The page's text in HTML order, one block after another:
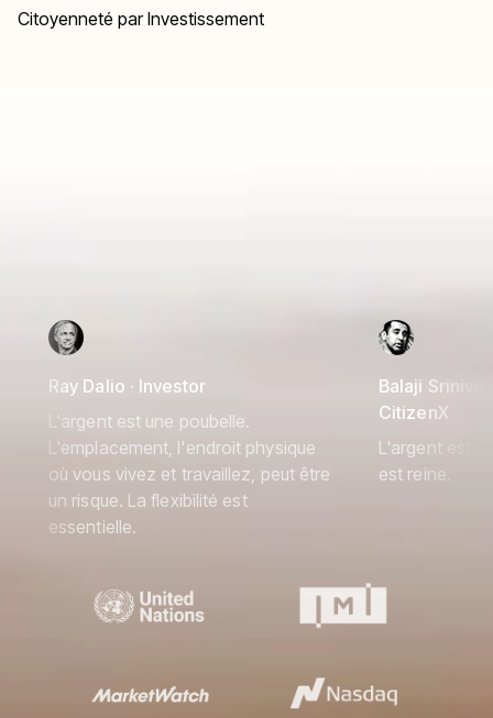
Citoyenneté par Investissement
Ray Dalio · Investor
L'argent est une poubelle.
L'emplacement, l'endroit physique
où vous vivez et travaillez, peut être
un risque. La flexibilité est
essentielle.
Balaji
CitizenX
L'argent est
est reine.